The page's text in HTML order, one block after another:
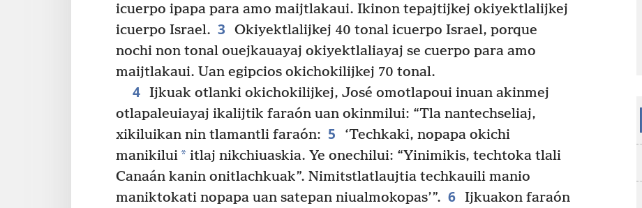
icuerpo ipapa para amo maijtlakaui. Ikinon tepajtijkej okiyektlalijkej
icuerpo Israel. 3
Okiyektlalijkej 40 tonal icuerpo Israel, porque
nochi non tonal ouejkauayaj okiyektlaliayaj se cuerpo para amo
maijtlakaui. Uan egipcios okichokilijkej 70 tonal.
4 Ijkuak otlanki okichokilijkej, José omotlapoui inuan akinmej
otlapaleuiayaj ikalijtik faraón uan okinmilui: “Tla nantechseliaj,
xikiluikan nin tlamantli faraón: 5
‘Techkaki, nopapa okichi
manikilui* itlaj nikchiuaskia. Ye onechilui: “Yinimikis, techtoka tlali
Canaán kanin onitlachkuak”. Nimitstlatlaujtia techkauili manio
maniktokati nopapa uan satepan niualmokopas’”. 6 Ijkuakon faraón